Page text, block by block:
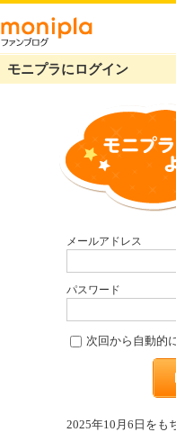
モニプラにログイン
メールアドレス
パスワード
次回から自動的
2025年10月6日をも